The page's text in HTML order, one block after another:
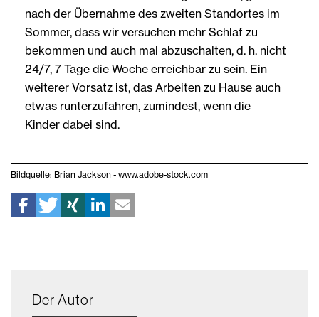
nach der Übernahme des zweiten Standortes im
Sommer, dass wir versuchen mehr Schlaf zu
bekommen und auch mal abzuschalten, d. h. nicht
24/7, 7 Tage die Woche erreichbar zu sein. Ein
weiterer Vorsatz ist, das Arbeiten zu Hause auch
etwas runterzufahren, zumindest, wenn die
Kinder dabei sind.
Bildquelle: Brian Jackson - www.adobe-stock.com
Der Autor